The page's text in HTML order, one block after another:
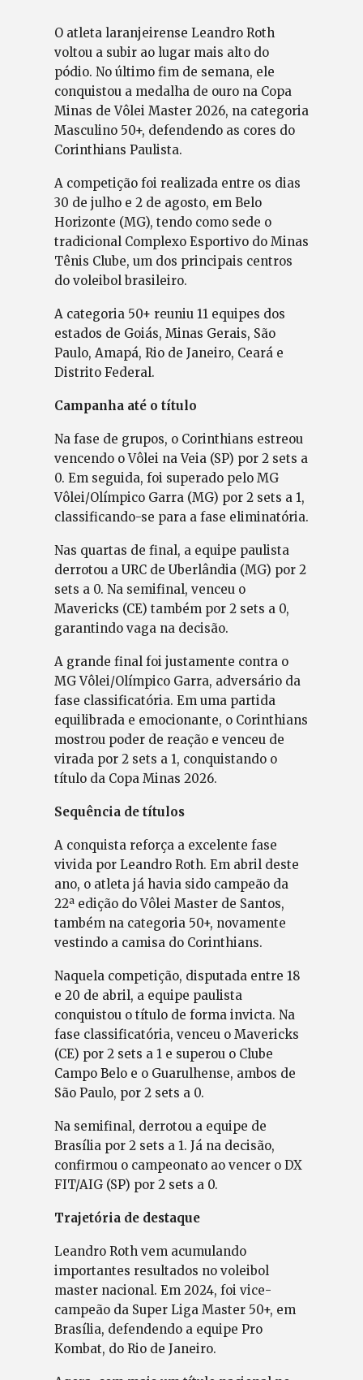
O atleta laranjeirense Leandro Roth
voltou a subir ao lugar mais alto do
pódio. No último fim de semana, ele
conquistou a medalha de ouro na Copa
Minas de Vôlei Master 2026, na categoria
Masculino 50+, defendendo as cores do
Corinthians Paulista.
A competição foi realizada entre os dias
30 de julho e 2 de agosto, em Belo
Horizonte (MG), tendo como sede o
tradicional Complexo Esportivo do Minas
Tênis Clube, um dos principais centros
do voleibol brasileiro.
A categoria 50+ reuniu 11 equipes dos
estados de Goiás, Minas Gerais, São
Paulo, Amapá, Rio de Janeiro, Ceará e
Distrito Federal.
Campanha até o título
Na fase de grupos, o Corinthians estreou
vencendo o Vôlei na Veia (SP) por 2 sets a
0. Em seguida, foi superado pelo MG
Vôlei/Olímpico Garra (MG) por 2 sets a 1,
classificando-se para a fase eliminatória.
Nas quartas de final, a equipe paulista
derrotou a URC de Uberlândia (MG) por 2
sets a 0. Na semifinal, venceu o
Mavericks (CE) também por 2 sets a 0,
garantindo vaga na decisão.
A grande final foi justamente contra o
MG Vôlei/Olímpico Garra, adversário da
fase classificatória. Em uma partida
equilibrada e emocionante, o Corinthians
mostrou poder de reação e venceu de
virada por 2 sets a 1, conquistando o
título da Copa Minas 2026.
Sequência de títulos
A conquista reforça a excelente fase
vivida por Leandro Roth. Em abril deste
ano, o atleta já havia sido campeão da
22ª edição do Vôlei Master de Santos,
também na categoria 50+, novamente
vestindo a camisa do Corinthians.
Naquela competição, disputada entre 18
e 20 de abril, a equipe paulista
conquistou o título de forma invicta. Na
fase classificatória, venceu o Mavericks
(CE) por 2 sets a 1 e superou o Clube
Campo Belo e o Guarulhense, ambos de
São Paulo, por 2 sets a 0.
Na semifinal, derrotou a equipe de
Brasília por 2 sets a 1. Já na decisão,
confirmou o campeonato ao vencer o DX
FIT/AIG (SP) por 2 sets a 0.
Trajetória de destaque
Leandro Roth vem acumulando
importantes resultados no voleibol
master nacional. Em 2024, foi vice-
campeão da Super Liga Master 50+, em
Brasília, defendendo a equipe Pro
Kombat, do Rio de Janeiro.